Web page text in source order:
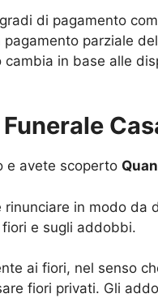
di pagamento
parziale
in base alle
e avete scoperto
in modo
e sugli addobbi.
ai fiori, nel senso
fiori privati. Gli